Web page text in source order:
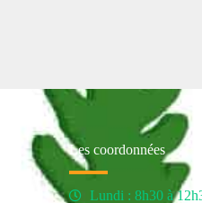
Les coordonnées
Lundi : 8h30 à